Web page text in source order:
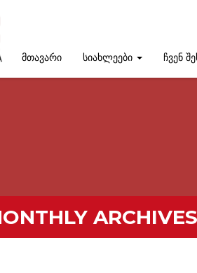
მთავარი სიახლეები ჩვენ